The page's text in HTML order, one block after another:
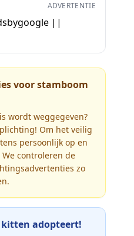
ADVERTENTIE
||
voor stamboom
wordt weggegeven?
Om het veilig
persoonlijk op en
controleren de
zo
kitten adopteert!